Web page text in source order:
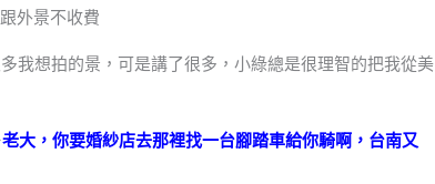
外景不收費
我想拍的景，可是講了很多，小綠總是很理智的把我從美
老大，你要婚紗店去那裡找一台腳踏車給你騎啊，台南又